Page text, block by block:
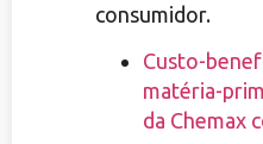
consumidor.
Custo-
matéria-
da Chemax